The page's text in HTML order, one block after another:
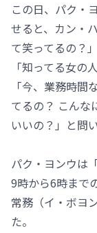
この日、パク・
せると、カン・
て笑ってるの？
「知ってる女
「今、業務時
てるの？ こんな
いいの？」と問
パク・ヨンウは
9時から6時まで
常務（イ・ボヨ
た。